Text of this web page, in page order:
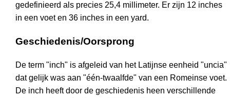
gedefinieerd als precies 25,4 millimeter. Er zijn 12 inches
in een voet en 36 inches in een yard.
Geschiedenis/Oorsprong
De term "inch" is afgeleid van het Latijnse eenheid "uncia"
dat gelijk was aan "één-twaalfde" van een Romeinse voet.
De inch heeft door de geschiedenis heen verschillende